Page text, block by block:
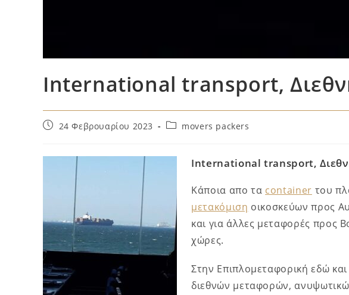
International transport,
24 Φεβρουαρίου 2023 movers packers
International transport,
Κάποια απο τα container του
μετακόμιση οικοσκεύων προς
και για άλλες μεταφορές προς
χώρες.
Στην Επιπλομεταφορική εδώ
διεθνών μεταφορών,